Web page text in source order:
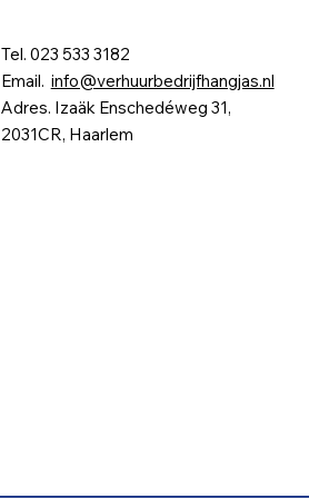
Tel. 023 533 3182
Email. info@verhuurbedrijfhangjas.nl
Adres. Izaäk Enschedéweg 31,
2031CR, Haarlem